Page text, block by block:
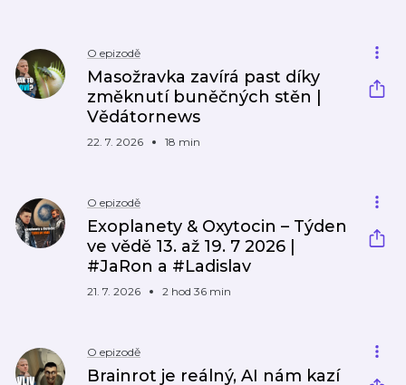
O epizodě
Masožravka zavírá past díky
změknutí buněčných stěn |
Vědátornews
22. 7. 2026 18 min
O epizodě
Exoplanety & Oxytocin – Týden
ve vědě 13. až 19. 7 2026 |
#JaRon a #Ladislav
21. 7. 2026 2 hod 36 min
O epizodě
Brainrot je reálný, AI nám kazí